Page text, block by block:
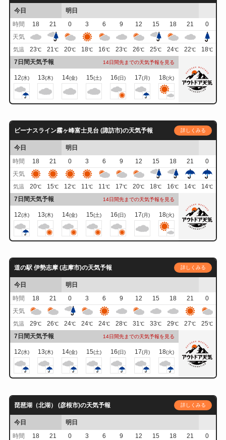
今日
明日
時間
18 21 0 3 6 9 12 15 18 21
0
天気
気温 23℃ 21℃ 20℃ 18℃ 16℃ 23℃ 26℃ 25℃ 24℃ 22℃ 18℃
7日間天気予報 14日間先までの天気予報を見る
12(水) 13(木) 14(金) 15(土) 16(日) 17(月) 18(火)
ビーナスライン霧ヶ峰富士見台 (諏訪市)の天気予報 詳しくみる
今日
明日
時間
18 21 0 3 6 9 12 15 18 21
0
天気
気温 20℃ 15℃ 12℃ 11℃ 11℃ 17℃ 20℃ 18℃ 16℃ 14℃ 14℃
7日間天気予報 14日間先までの天気予報を見る
12(水) 13(木) 14(金) 15(土) 16(日) 17(月) 18(火)
道の駅 伊勢志摩 (志摩市)の天気予報 詳しくみる
今日
明日
時間
18 21 0 3 6 9 12 15 18 21
0
天気
気温 29℃ 26℃ 24℃ 24℃ 24℃ 28℃ 31℃ 33℃ 29℃ 27℃ 25℃
7日間天気予報 14日間先までの天気予報を見る
12(水) 13(木) 14(金) 15(土) 16(日) 17(月) 18(火)
琵琶湖（北湖） (彦根市)の天気予報 詳しくみる
今日
明日
時間
18 21 0 3 6 9 12 15 18 21
0